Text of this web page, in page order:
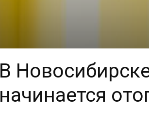
В
начинается